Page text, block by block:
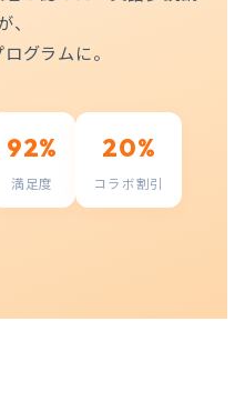
、
グラムに。
92%
満足度
20%
コラボ割引